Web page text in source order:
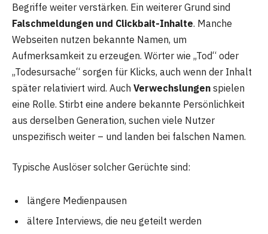
Begriffe weiter verstärken. Ein weiterer Grund sind
Falschmeldungen und Clickbait-Inhalte. Manche
Webseiten nutzen bekannte Namen, um
Aufmerksamkeit zu erzeugen. Wörter wie „Tod“ oder
„Todesursache“ sorgen für Klicks, auch wenn der Inhalt
später relativiert wird. Auch Verwechslungen spielen
eine Rolle. Stirbt eine andere bekannte Persönlichkeit
aus derselben Generation, suchen viele Nutzer
unspezifisch weiter – und landen bei falschen Namen.
Typische Auslöser solcher Gerüchte sind:
längere Medienpausen
ältere Interviews, die neu geteilt werden